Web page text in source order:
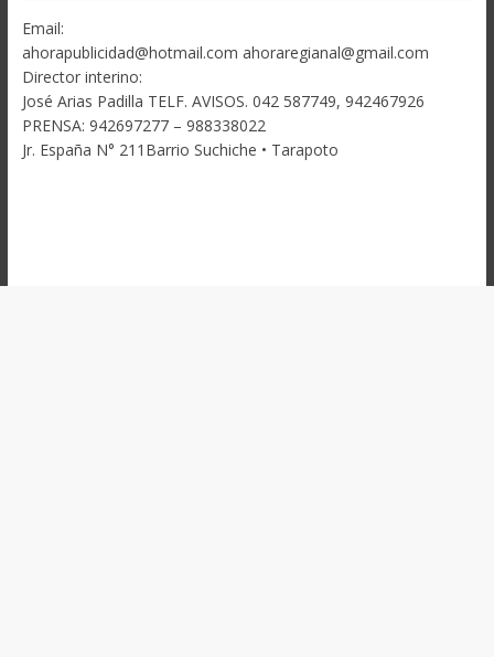
Email:
ahorapublicidad@hotmail.com ahoraregianal@gmail.com
Director interino:
José Arias Padilla TELF. AVISOS. 042 587749, 942467926
PRENSA: 942697277 – 988338022
Jr. España N° 211Barrio Suchiche • Tarapoto